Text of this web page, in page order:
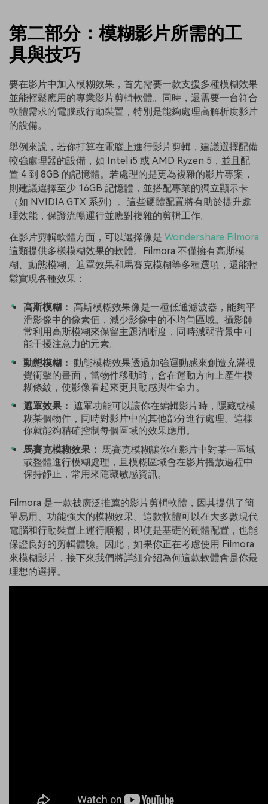
第二部分：模糊影片所需的工
具與技巧
要在影片中加入模糊效果，首先需要一款支援多種模糊效果
並能輕鬆應用的專業影片剪輯軟體。同時，還需要一台符合
軟體需求的電腦或行動裝置，特別是能夠處理高解析度影片
的設備。
舉例來說，若你打算在電腦上進行影片剪輯，建議選擇配備
較強處理器的設備，如 Intel i5 或 AMD Ryzen 5，並且配
置 4 到 8GB 的記憶體。若處理的是更為複雜的影片專案，
則建議選擇至少 16GB 記憶體，並搭配專業的獨立顯示卡
（如 NVIDIA GTX 系列）。這些硬體配置將有助於提升處
理效能，保證流暢運行並應對複雜的剪輯工作。
在影片剪輯軟體方面，可以選擇像是 Wondershare Filmora
這類提供多樣模糊效果的軟體。Filmora 不僅擁有高斯模
糊、動態模糊、遮罩效果和馬賽克模糊等多種選項，還能輕
鬆實現各種效果：
高斯模糊： 高斯模糊效果像是一種低通濾波器，能夠平
滑影像中的像素值，減少影像中的不均勻區域。攝影師
常利用高斯模糊來保留主題清晰度，同時減弱背景中可
能干擾注意力的元素。
動態模糊： 動態模糊效果透過加強運動感來創造充滿視
覺衝擊的畫面，當物件移動時，會在運動方向上產生模
糊條紋，使影像看起來更具動感與生命力。
遮罩效果： 遮罩功能可以讓你在編輯影片時，隱藏或模
糊某個物件，同時對影片中的其他部分進行處理。這樣
你就能夠精確控制每個區域的效果應用。
馬賽克模糊效果： 馬賽克模糊讓你在影片中對某一區域
或整體進行模糊處理，且模糊區域會在影片播放過程中
保持靜止，常用來隱藏敏感資訊。
Filmora 是一款被廣泛推薦的影片剪輯軟體，因其提供了簡
單易用、功能強大的模糊效果。這款軟體可以在大多數現代
電腦和行動裝置上運行順暢，即使是基礎的硬體配置，也能
保證良好的剪輯體驗。因此，如果你正在考慮使用 Filmora
來模糊影片，接下來我們將詳細介紹為何這款軟體會是你最
理想的選擇。